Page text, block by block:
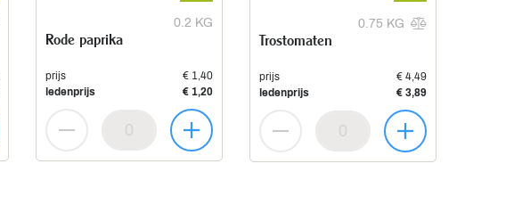
0.2 KG
Rode paprika
prijs
€ 1,40
ledenprijs
€ 1,20
0.75 KG
Trostomaten
prijs
€ 4,49
ledenprijs
€ 3,89